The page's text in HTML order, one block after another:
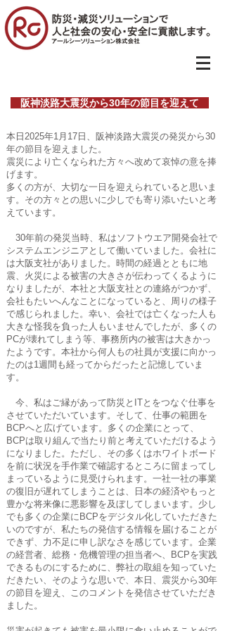
阪神淡路大震災から30年の節目を迎えて
本日2025年1月17日、阪神淡路大震災の発災から30
年の節目を迎えました。
震災により亡くなられた方々へ改めて哀悼の意を捧
げます。
多くの方が、大切な一日を迎えられていると思いま
す。その方々との思いに少しでも寄り添いたいと考
えています。
30年前の発災当時、私はソフトウエア開発会社で
システムエンジニアとして働いていました。会社に
は大阪支社がありました。時間の経過とともに地
震、火災による被害の大きさが伝わってくるように
なりましたが、本社と大阪支社との連絡がつかず、
会社もたいへんなことになっていると、周りの様子
で感じられました。幸い、会社では亡くなった人も
大きな怪我を負った人もいませんでしたが、多くの
PCが壊れてしまう等、事務所内の被害は大きかっ
たようです。本社から何人もの社員が支援に向かっ
たのは1週間も経ってからだったと記憶していま
す。
今、私はご縁があって防災とITとをつなぐ仕事を
させていただいています。そして、仕事の範囲を
BCPへと広げています。多くの企業にとって、
BCPは取り組んで当たり前と考えていただけるよう
になりました。ただし、その多くはホワイトボード
を前に状況を手作業で確認するところに留まってし
まっているように見受けられます。一社一社の事業
の復旧が遅れてしまうことは、日本の経済やもっと
豊かな将来像に悪影響を及ぼしてしまいます。少し
でも多くの企業にBCPをデジタル化していただきた
いのですが、私たちの発信する情報を届けることが
できず、力不足に申し訳なさを感じています。企業
の経営者、総務・危機管理の担当者へ、BCPを実践
できるものにするために、弊社の取組を知っていた
だきたい、そのような思いで、本日、震災から30年
の節目を迎え、このコメントを発信させていただき
ました。